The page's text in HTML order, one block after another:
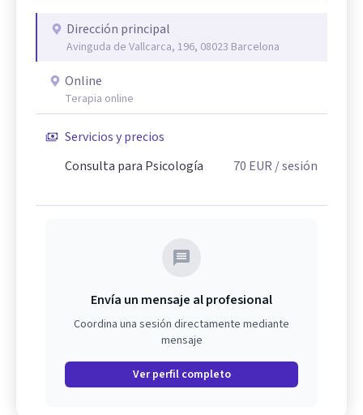
Dirección principal
Avinguda de Vallcarca, 196, 08023 Barcelona
Online
Terapia online
Servicios y precios
Consulta para Psicología
70 EUR / sesión
Envía un mensaje al profesional
Coordina una sesión directamente mediante
mensaje
Ver perfil completo